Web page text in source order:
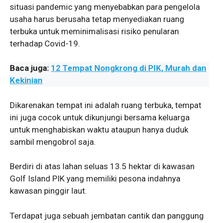
situasi pandemic yang menyebabkan para pengelola
usaha harus berusaha tetap menyediakan ruang
terbuka untuk meminimalisasi risiko penularan
terhadap Covid-19.
Baca juga: 12 Tempat Nongkrong di PIK, Murah dan
Kekinian
Dikarenakan tempat ini adalah ruang terbuka, tempat
ini juga cocok untuk dikunjungi bersama keluarga
untuk menghabiskan waktu ataupun hanya duduk
sambil mengobrol saja.
Berdiri di atas lahan seluas 13.5 hektar di kawasan
Golf Island PIK yang memiliki pesona indahnya
kawasan pinggir laut.
Terdapat juga sebuah jembatan cantik dan panggung